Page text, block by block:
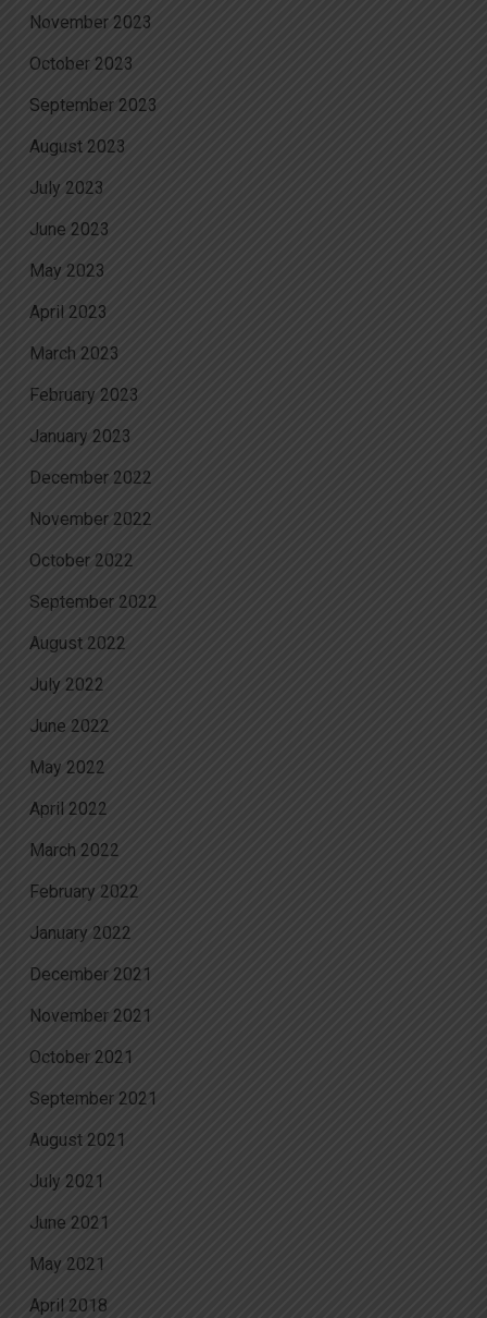
November 2023
October 2023
September 2023
August 2023
July 2023
June 2023
May 2023
April 2023
March 2023
February 2023
January 2023
December 2022
November 2022
October 2022
September 2022
August 2022
July 2022
June 2022
May 2022
April 2022
March 2022
February 2022
January 2022
December 2021
November 2021
October 2021
September 2021
August 2021
July 2021
June 2021
May 2021
April 2018